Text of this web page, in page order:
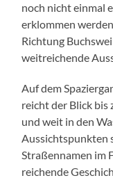
noch nicht einmal
erklommen
Richtung
weitreichende
Auf dem
reicht der Blick bis
und weit in den
Aussichtspunkten
Straßennamen im
reichende